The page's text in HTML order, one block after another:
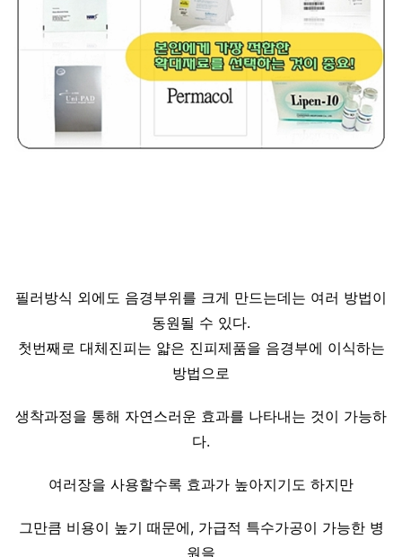
필러방식 외에도 음경부위를 크게 만드는데는 여러 방법이
동원될 수 있다.
첫번째로 대체진피는 얇은 진피제품을 음경부에 이식하는
방법으로
생착과정을 통해 자연스러운 효과를 나타내는 것이 가능하
다.
여러장을 사용할수록 효과가 높아지기도 하지만
그만큼 비용이 높기 때문에, 가급적 특수가공이 가능한 병
원을